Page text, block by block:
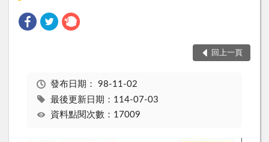
回上一頁
發布日期： 98-11-02
最後更新日期：114-07-03
資料點閱次數：17009